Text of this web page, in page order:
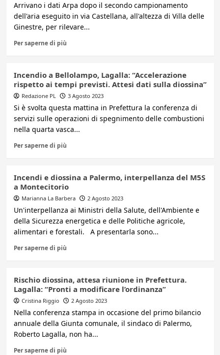
Arrivano i dati Arpa dopo il secondo campionamento
dell'aria eseguito in via Castellana, all'altezza di Villa delle
Ginestre, per rilevare...
Per saperne di più
Incendio a Bellolampo, Lagalla: “Accelerazione
rispetto ai tempi previsti. Attesi dati sulla diossina”
Redazione PL 3 Agosto 2023
Si è svolta questa mattina in Prefettura la conferenza di
servizi sulle operazioni di spegnimento delle combustioni
nella quarta vasca...
Per saperne di più
Incendi e diossina a Palermo, interpellanza del M5S
a Montecitorio
Marianna La Barbera 2 Agosto 2023
Un'interpellanza ai Ministri della Salute, dell'Ambiente e
della Sicurezza energetica e delle Politiche agricole,
alimentari e forestali. A presentarla sono...
Per saperne di più
Rischio diossina, attesa riunione in Prefettura.
Lagalla: “Pronti a modificare l’ordinanza”
Cristina Riggio 2 Agosto 2023
Nella conferenza stampa in occasione del primo bilancio
annuale della Giunta comunale, il sindaco di Palermo,
Roberto Lagalla, non ha...
Per saperne di più